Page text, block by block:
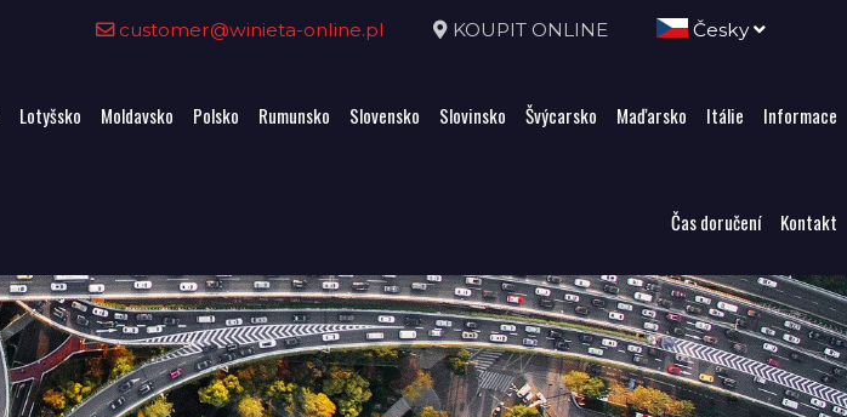
customer@winieta-online.pl KOUPIT ONLINE Česky
Lotyšsko Moldavsko Polsko Rumunsko Slovensko Slovinsko Švýcarsko Maďarsko Itálie Informace
Čas doručení Kontakt